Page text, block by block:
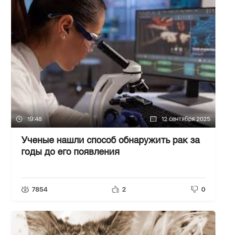
19:48 12 сентября 2025
Ученые нашли способ обнаружить рак за
годы до его появления
7854 2 0